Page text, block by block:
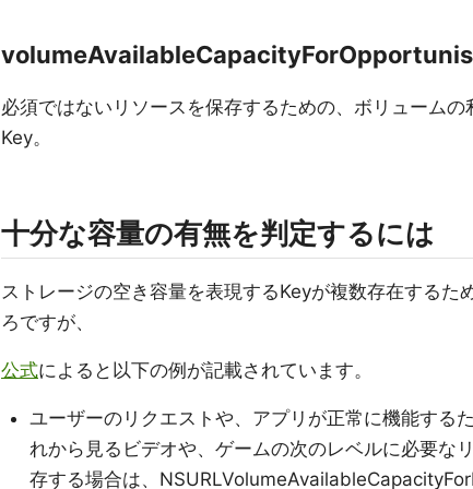
必須ではないリソースを保存するための、ボリューム
Key。
十分な容量の有無を判定するには
ストレージの空き容量を表現するKeyが複数存在するた
ろですが、
公式によると以下の例が記載されています。
ユーザーのリクエストや、アプリが正常に機能する
れから見るビデオや、ゲームの次のレベルに必要な
存する場合は、